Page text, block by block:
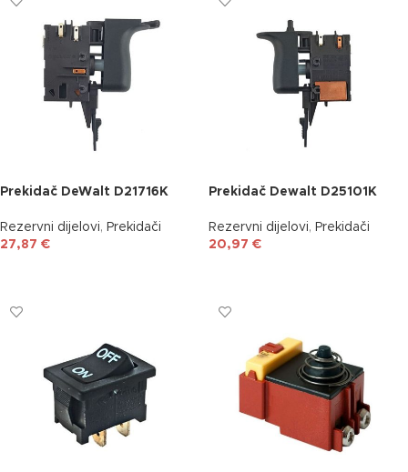
Prekidač DeWalt D21716K
Rezervni dijelovi, Prekidači
27,87 €
Prekidač Dewalt D25101K
Rezervni dijelovi, Prekidači
20,97 €